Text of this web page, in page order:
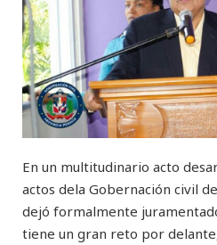
En un multitudinario acto
actos dela Gobernación civil
dejó formalmente
tiene un gran reto por